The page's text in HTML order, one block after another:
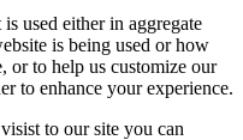
used either in aggregate
is being used or how
or to help us customize our
to enhance your experience.
to our site you can